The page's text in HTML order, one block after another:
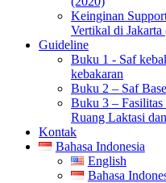
Keinginan
Vertikal di Jakarta
Guideline
Buku 1 - Saf
kebakaran
Buku 2 – Saf
Buku 3 –
Ruang Laktasi
Kontak
Bahasa Indonesia
English
Bahasa